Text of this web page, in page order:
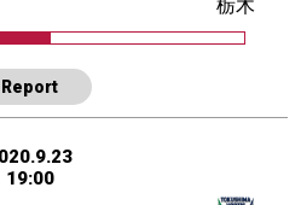
栃木
Report
19:00